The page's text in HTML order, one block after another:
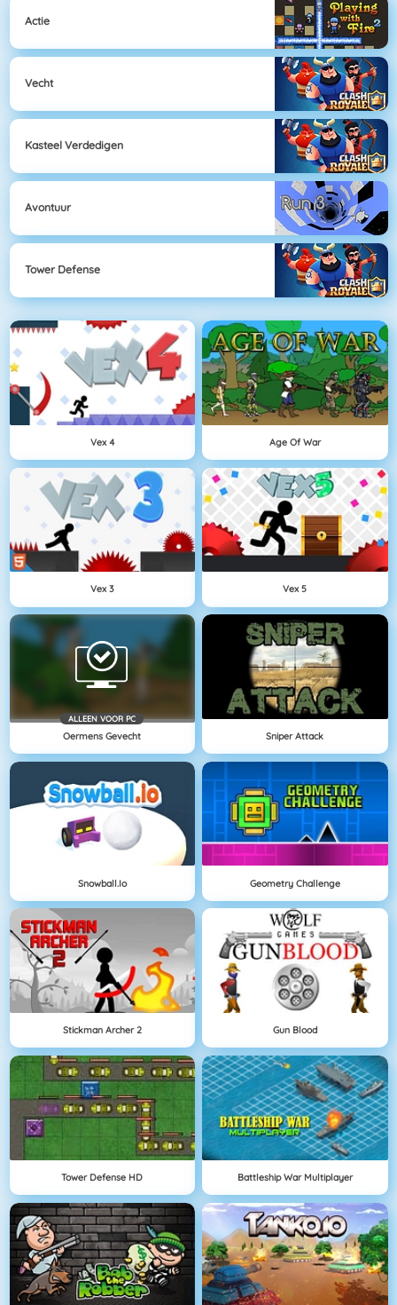
Actie
Vecht
Kasteel Verdedigen
Avontuur
Tower Defense
Vex 4 Age Of War
Vex 3 Vex 5
ALLEEN VOOR PC
Oermens Gevecht Sniper Attack
Snowball.io Geometry Challenge
Stickman Archer 2 Gun Blood
Tower Defense HD Battleship War Multiplayer